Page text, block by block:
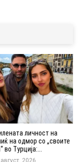
личност на
на одмор со „своите
во Турција:...